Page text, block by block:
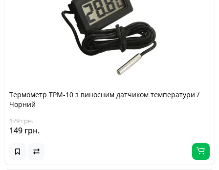
Термометр TPM-10 з виносним датчиком температури /
Чорний
179 грн.
149 грн.